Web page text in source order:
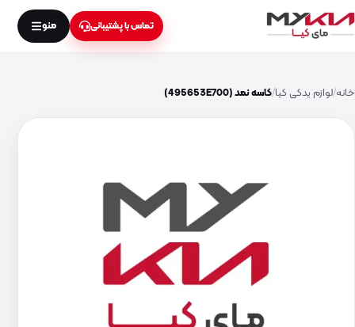
تماس با پشتیبانی منو
خانه لوازم یدکی کیا کاسه نمد (495653E700)